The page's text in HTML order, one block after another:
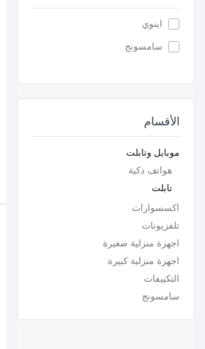
اينوي
سامسونج
الأقسام
موبايل وتابلت
هواتف ذكية
تابلت
اكسسوارات
تلفزيونات
اجهزة منزلية صغيرة
اجهزة منزلية كبيرة
التكييفات
سامسونج